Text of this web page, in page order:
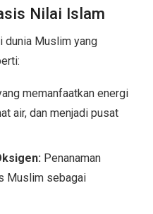
Nilai Islam
dunia Muslim yang
memanfaatkan energi
air, dan menjadi pusat
Penanaman
Muslim sebagai